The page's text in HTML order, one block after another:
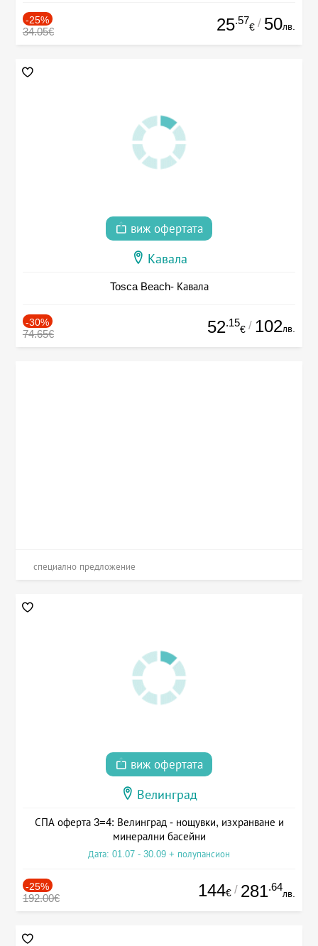
-25%
34.05€ 25.57
€ / 50лв.
виж офертата
Кавала
Tosca Beach- Кавала
-30%
74.65€ 52.15
€ / 102лв.
специално предложение
виж офертата
Велинград
СПА оферта 3=4: Велинград - нощувки, изхранване и
минерални басейни
Дата: 01.07 - 30.09 + полупансион
-25%
192.00€ 144€ / 281.64
лв.